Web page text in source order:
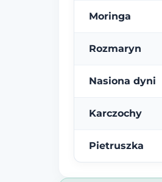
Moringa
Rozmaryn
Nasiona dyni
Karczochy
Pietruszka